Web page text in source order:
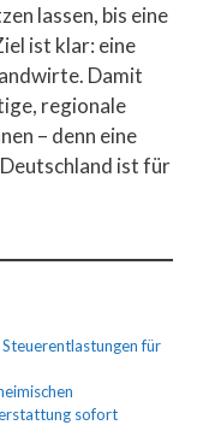
lassen, bis eine
ist klar: eine
Damit
regionale
– denn eine
ist für
für
sofort